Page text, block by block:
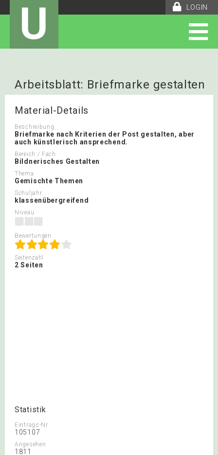
LOGIN
U
Arbeitsblatt: Briefmarke gestalten
Material-Details
Beschreibung
Briefmarke nach Kriterien der Post gestalten, aber
auch künstlerisch ansprechend.
Bereich / Fach
Bildnerisches Gestalten
Thema
Gemischte Themen
Schuljahr
klassenübergreifend
Niveau
Bewertungen
Seitenzahl
2 Seiten
Statistik
Eintrags-Nr.
105107
Angesehen
1811